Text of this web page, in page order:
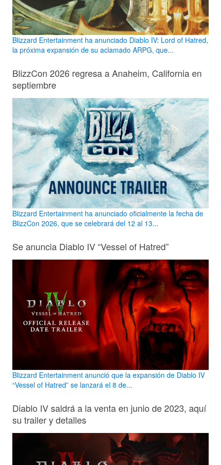
Blizzard Entertainment ha anunciado Diablo IV: Lord of Hatred,
la próxima expansión de su aclamado ARPG, que...
BlizzCon 2026 regresa a Anaheim, California en
septiembre
Blizzard Entertainment ha anunciado oficialmente la fecha de
BlizzCon 2026, que se celebrará del 12 al 13...
Se anuncia Diablo IV “Vessel of Hatred”
Blizzard Entertainment anunció que la expansión de Diablo IV
“Vessel of Hatred” se lanzará el 8 de...
Diablo IV saldrá a la venta en junio de 2023, aquí
su trailer y detalles